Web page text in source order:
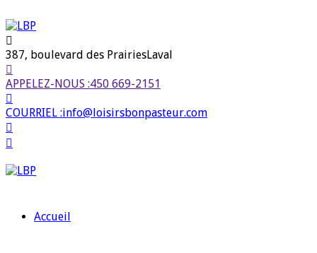
387, boulevard des PrairiesLaval
APPELEZ-NOUS :450 669-2151
COURRIEL :info@loisirsbonpasteur.com
Accueil